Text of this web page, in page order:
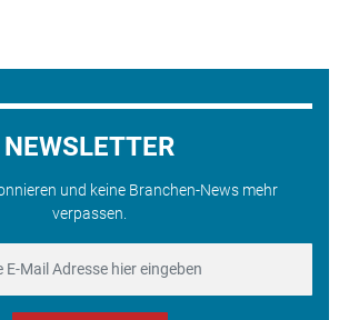
NEWSLETTER
und keine Branchen-News mehr
verpassen.